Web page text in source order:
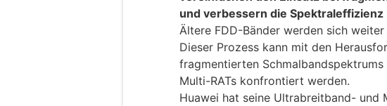
und verbessern die Spektraleffizienz
Ältere FDD-Bänder werden sich
Dieser Prozess kann mit den
fragmentierten
Multi-RATs konfrontiert werden.
Huawei hat seine Ultrabreitband- und